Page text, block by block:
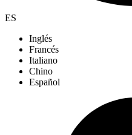
ES
Inglés
Francés
Italiano
Chino
Español